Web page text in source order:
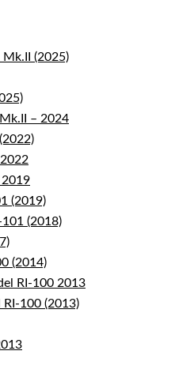
Mk.II (2025)
– 2024
2019
(2019)
101 (2018)
(2014)
RI-100 2013
RI-100 (2013)